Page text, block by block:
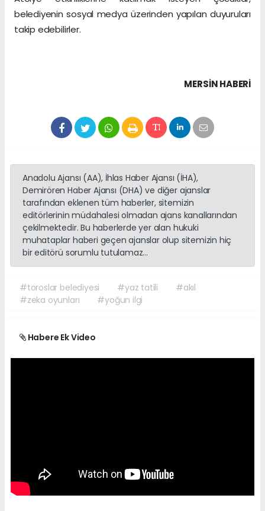
belediyenin sosyal medya üzerinden yapılan duyuruları
takip edebilirler.
MERSIN HABERİ
Anadolu Ajansı (AA), İhlas Haber Ajansı (İHA),
Demirören Haber Ajansı (DHA) ve diğer ajanslar
tarafından eklenen tüm haberler, sitemizin
editörlerinin müdahalesi olmadan ajans kanallarından
çekilmektedir. Bu haberlerde yer alan hukuki
muhataplar haberi geçen ajanslar olup sitemizin hiç
bir editörü sorumlu tutulamaz...
#toroslar belediyesi #yaz tatili
#akıl
#zeka oyunları
#yoğun ilgi
Habere Ek Video